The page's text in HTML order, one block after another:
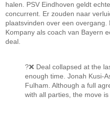
halen. PSV Eindhoven geldt
concurrent. Er zouden naar
plaatsvinden over een overgang.
Kompany als coach van Bayern
deal.
?❌ Deal collapsed at the
enough time. Jonah Kusi-
Fulham. Although a full
with all parties, the move is